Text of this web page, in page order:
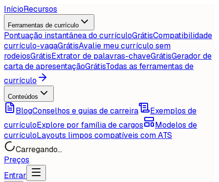
InícioRecursos
Ferramentas de currículo
Pontuação instantânea do currículoGrátisCompatibilidade
currículo-vagaGrátisAvalie meu currículo sem
rodeiosGrátisExtrator de palavras-chaveGrátisGerador de
carta de apresentaçãoGrátisTodas as ferramentas de
currículo
Conteúdos
BlogConselhos e guias de carreira
Exemplos de
currículoExplore por família de cargos
Modelos de
currículoLayouts limpos compatíveis com ATS
Carregando...
Preços
Entrar